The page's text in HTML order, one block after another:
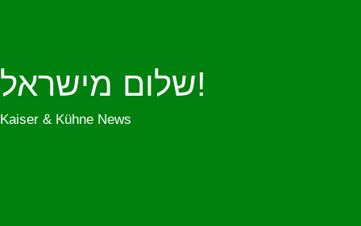
שלום מישראל!
Kaiser & Kühne News